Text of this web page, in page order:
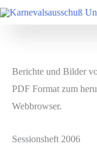
Zum
Berichte und Bilder
PDF Format zum
Webbrowser.
Sessionsheft 2006